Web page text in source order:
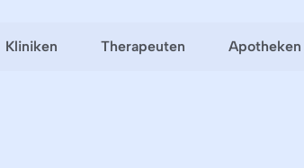
Kliniken Therapeuten Apotheken